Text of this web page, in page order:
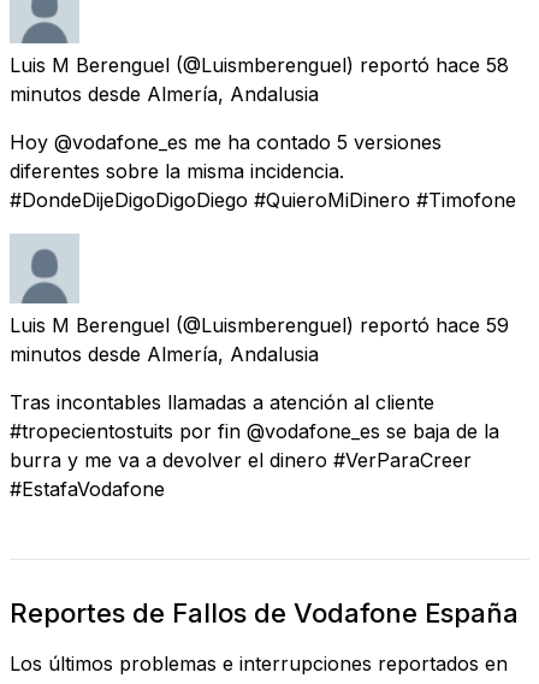
Luis M Berenguel (@Luismberenguel) reportó hace 58
minutos desde Almería, Andalusia
Hoy @vodafone_es me ha contado 5 versiones
diferentes sobre la misma incidencia.
#DondeDijeDigoDigoDiego #QuieroMiDinero #Timofone
Luis M Berenguel (@Luismberenguel) reportó hace 59
minutos desde Almería, Andalusia
Tras incontables llamadas a atención al cliente
#tropecientostuits por fin @vodafone_es se baja de la
burra y me va a devolver el dinero #VerParaCreer
#EstafaVodafone
Reportes de Fallos de Vodafone España
Los últimos problemas e interrupciones reportados en